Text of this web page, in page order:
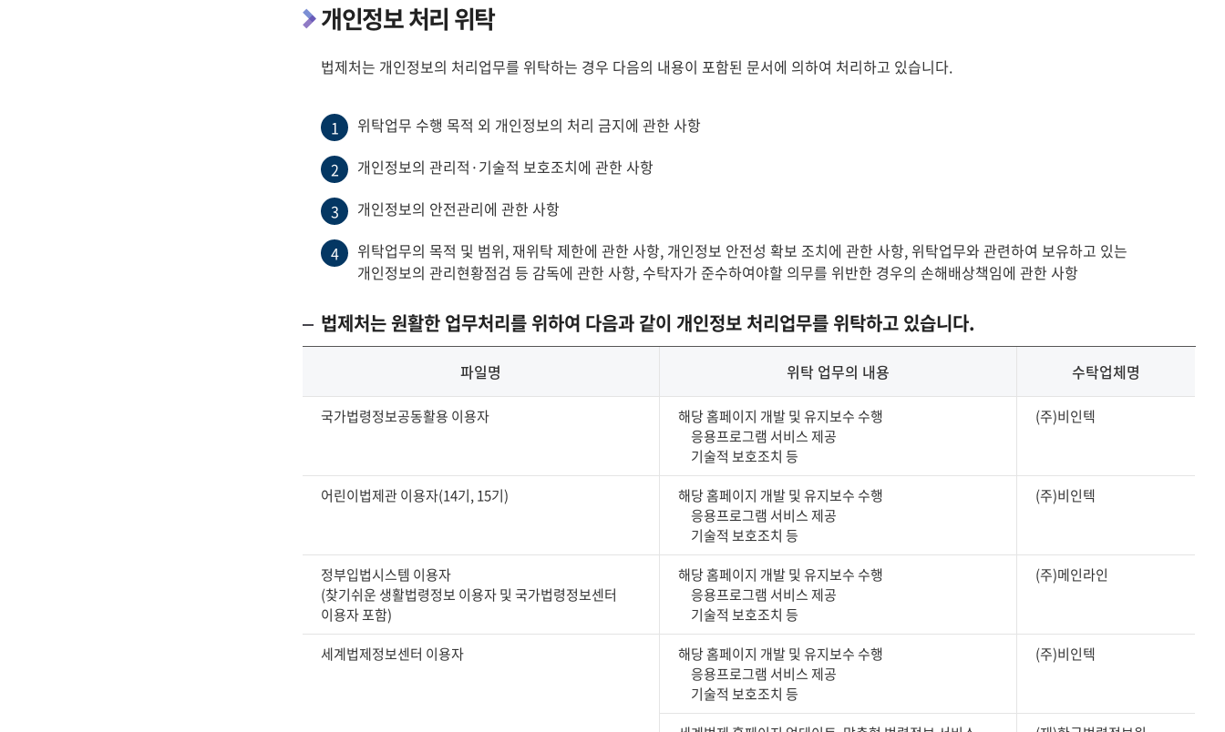
개인정보 처리 위탁
법제처는 개인정보의 처리업무를 위탁하는 경우 다음의 내용이 포함된 문서에 의하여 처리하고 있습니다.
1 위탁업무 수행 목적 외 개인정보의 처리 금지에 관한 사항
2 개인정보의 관리적·기술적 보호조치에 관한 사항
3 개인정보의 안전관리에 관한 사항
4
위탁업무의 목적 및 범위, 재위탁 제한에 관한 사항, 개인정보 안전성 확보 조치에 관한 사항, 위탁업무와 관련하여 보유하고 있는
개인정보의 관리현황점검 등 감독에 관한 사항, 수탁자가 준수하여야할 의무를 위반한 경우의 손해배상책임에 관한 사항
법제처는 원활한 업무처리를 위하여 다음과 같이 개인정보 처리업무를 위탁하고 있습니다.
보
무
파일명 위탁 업무의 내용 수탁업체명
국가법령정보공동활용 이용자
해당 홈페이지 개발 및 유지보수 수행
응용프로그램 서비스 제공
기술적 보호조치 등
(주)비인텍
어린이법제관 이용자(14기, 15기)
해당 홈페이지 개발 및 유지보수 수행
응용프로그램 서비스 제공
기술적 보호조치 등
(주)비인텍
정부입법시스템 이용자
(찾기쉬운 생활법령정보 이용자 및 국가법령정보센터
이용자 포함)
해당 홈페이지 개발 및 유지보수 수행
응용프로그램 서비스 제공
기술적 보호조치 등
(주)메인라인
세계법제정보센터 이용자
해당 홈페이지 개발 및 유지보수 수행
응용프로그램 서비스 제공
기술적 보호조치 등
(주)비인텍